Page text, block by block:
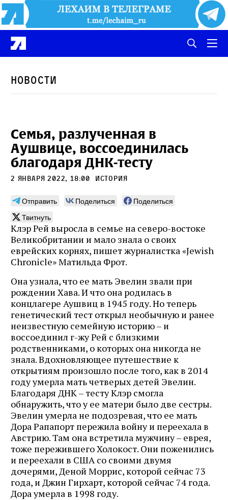
Новости
Семья, разлученная в
Аушвице, воссоединилась
благодаря ДНК-тесту
2 января 2022, 18:00 История
Отправить Поделиться
Поделиться
Твитнуть
Клэр Рей выросла в семье на северо-востоке
Великобритании и мало знала о своих
еврейских корнях, пишет журналистка «Jewish
Chronicle» Матильда Фрот.
Она узнала, что ее мать Эвелин звали при
рождении Хава. И что она родилась в
концлагере Аушвиц в 1945 году. Но теперь
генетический тест открыл необычную и ранее
неизвестную семейную историю – и
воссоединил г-жу Рей с близкими
родственниками, о которых она никогда не
знала. Вдохновляющее путешествие к
открытиям произошло после того, как в 2014
году умерла мать четверых детей Эвелин.
Благодаря ДНК – тесту Клэр смогла
обнаружить, что у ее матери было две сестры.
Эвелин умерла не подозревая, что ее мать
Дора Рапапорт пережила войну и переехала в
Австрию. Там она встретила мужчину – еврея,
тоже пережившего Холокост. Они поженились
и переехали в США со своими двумя
дочерями, Деной Моррис, которой сейчас 73
года, и Джин Гирхарт, которой сейчас 74 года.
Дора умерла в 1998 году.